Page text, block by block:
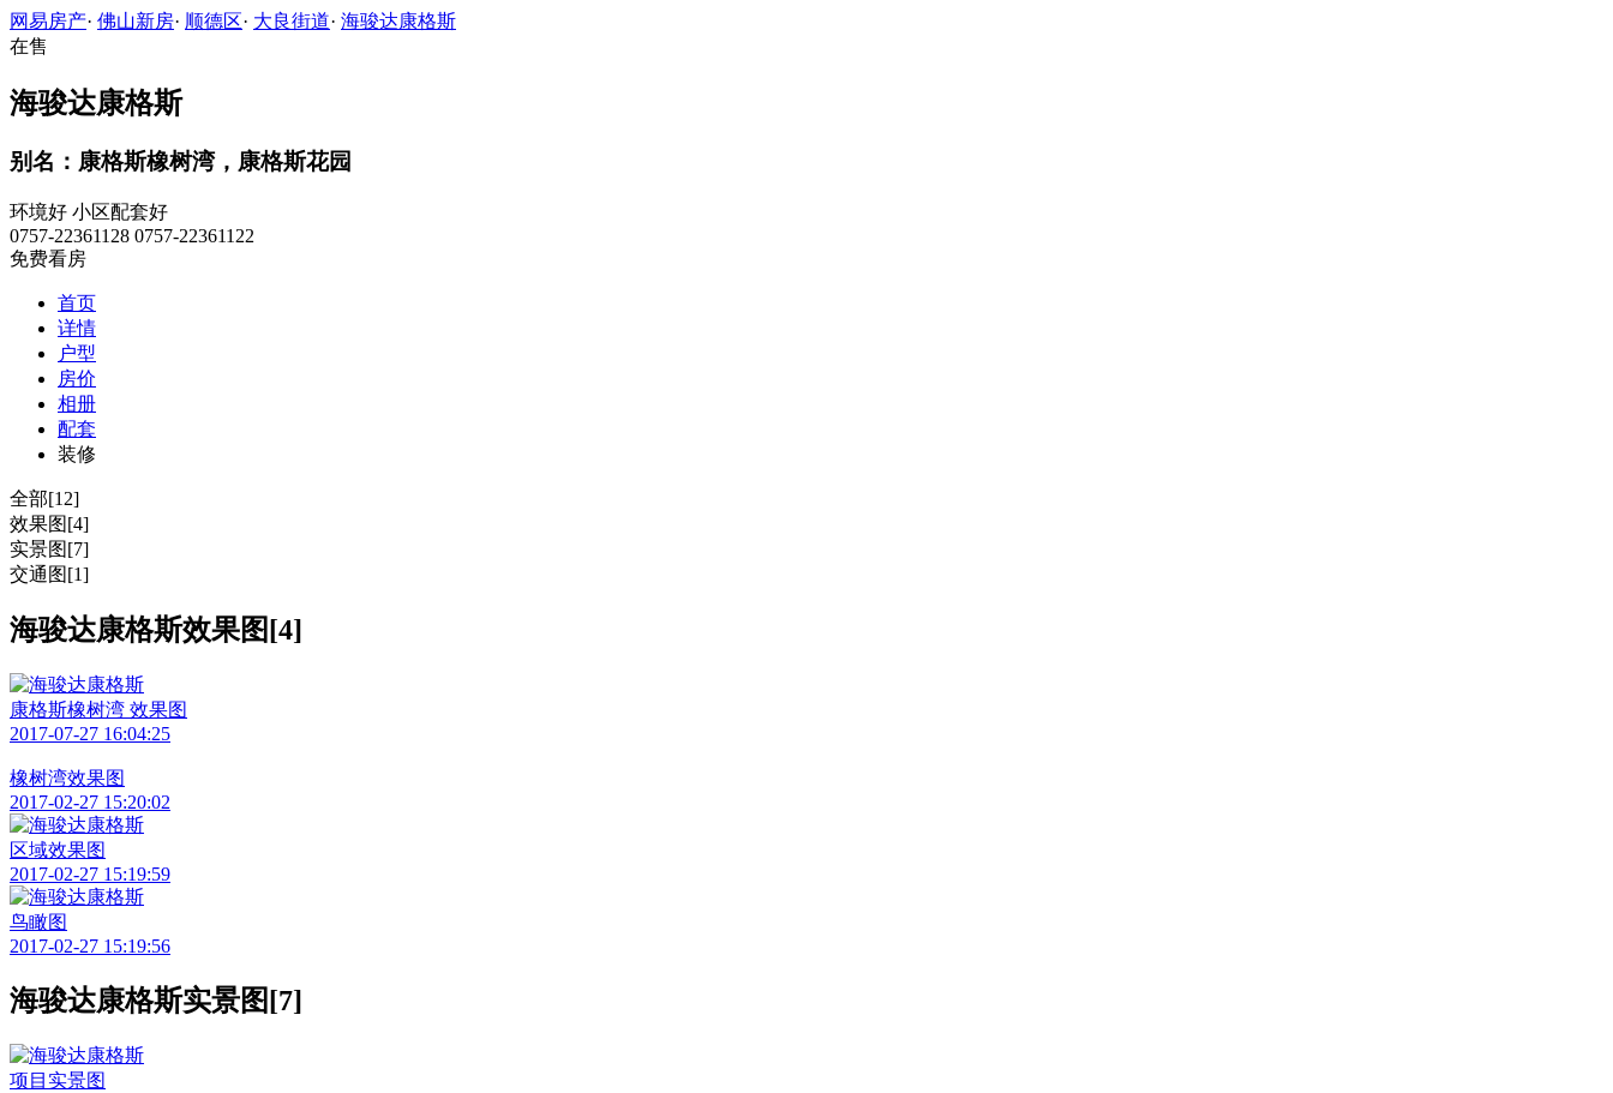
网易房产· 佛山新房· 顺德区· 大良街道· 海骏达康格斯
在售
海骏达康格斯
别名：康格斯橡树湾，康格斯花园
环境好 小区配套好
0757-22361128 0757-22361122
免费看房
首页
详情
户型
房价
相册
配套
装修
全部[12]
效果图[4]
实景图[7]
交通图[1]
海骏达康格斯效果图[4]
康格斯橡树湾 效果图
2017-07-27 16:04:25
橡树湾效果图
2017-02-27 15:20:02
区域效果图
2017-02-27 15:19:59
鸟瞰图
2017-02-27 15:19:56
海骏达康格斯实景图[7]
项目实景图